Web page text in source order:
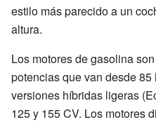
estilo más parecido a un
altura.
Los motores de gasolina
potencias que van desde
versiones híbridas ligeras
125 y 155 CV. Los motores